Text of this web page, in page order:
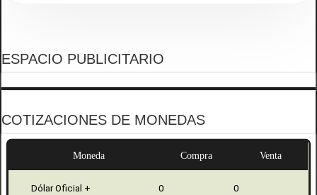
ESPACIO PUBLICITARIO
COTIZACIONES DE MONEDAS
Moneda Compra Venta
Dólar Oficial + 0 0